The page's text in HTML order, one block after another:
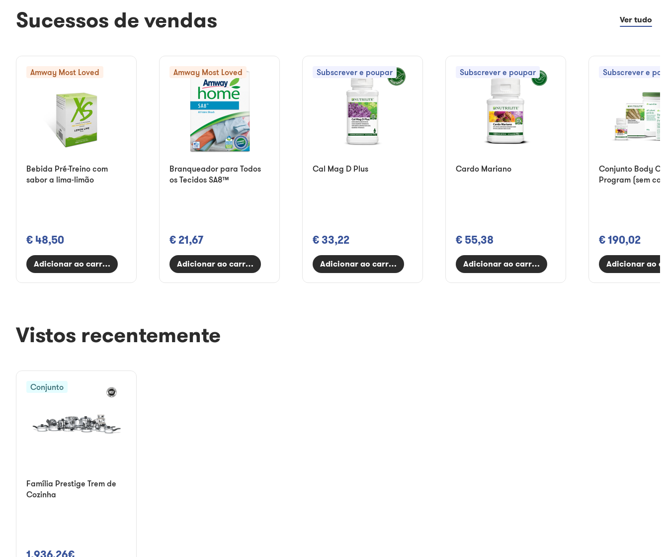
Sucessos de vendas Ver tudo
Amway Most Loved
Bebida Pré-Treino com
sabor a lima-limão
€ 48,50
Adicionar ao carrinho
Amway Most Loved
Branqueador para Todos
os Tecidos SA8™
€ 21,67
Adicionar ao carrinho
Subscrever e poupar
Cal Mag D Plus
€ 33,22
Adicionar ao carrinho
Subscrever e poupar
Cardo Mariano
€ 55,38
Adicionar ao carrinho
Subscrever e
Conjunto Body
Program (sem
€ 190,02
Adicionar ao
Vistos recentemente
Conjunto
Família Prestige Trem de
Cozinha